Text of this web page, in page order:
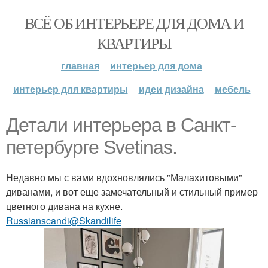
ВСЁ ОБ ИНТЕРЬЕРЕ ДЛЯ ДОМА И
КВАРТИРЫ
главная
интерьер для дома
интерьер для квартиры
идеи дизайна мебель
Детали интерьера в Санкт-
петербурге Svetinas.
Недавно мы с вами вдохновлялись "Малахитовыми"
диванами, и вот еще замечательный и стильный пример
цветного дивана на кухне.
Russianscandi@Skandilife